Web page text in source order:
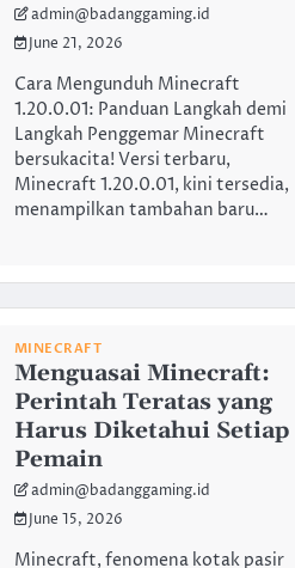
admin@badanggaming.id
June 21, 2026
Cara Mengunduh Minecraft
1.20.0.01: Panduan Langkah demi
Langkah Penggemar Minecraft
bersukacita! Versi terbaru,
Minecraft 1.20.0.01, kini tersedia,
menampilkan tambahan baru…
MINECRAFT
Menguasai Minecraft:
Perintah Teratas yang
Harus Diketahui Setiap
Pemain
admin@badanggaming.id
June 15, 2026
Minecraft, fenomena kotak pasir